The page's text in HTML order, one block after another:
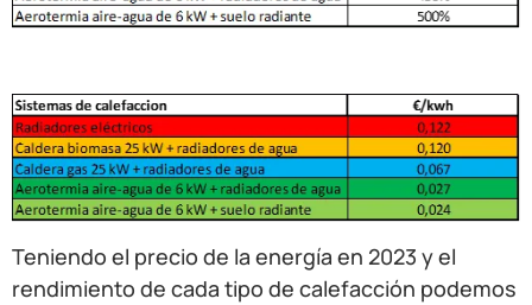
Teniendo el precio de la energía en 2023 y el
rendimiento de cada tipo de calefacción podemos